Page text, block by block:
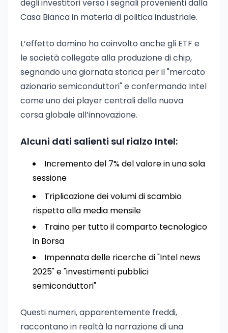
degli investitori verso i segnali provenienti dalla
Casa Bianca in materia di politica industriale.
L’effetto domino ha coinvolto anche gli ETF e
le società collegate alla produzione di chip,
segnando una giornata storica per il "mercato
azionario semiconduttori" e confermando Intel
come uno dei player centrali della nuova
corsa globale all’innovazione.
Alcuni dati salienti sul rialzo Intel:
Incremento del 7% del valore in una sola
sessione
Triplicazione dei volumi di scambio
rispetto alla media mensile
Traino per tutto il comparto tecnologico
in Borsa
Impennata delle ricerche di "Intel news
2025" e "investimenti pubblici
semiconduttori"
Questi numeri, apparentemente freddi,
raccontano in realtà la narrazione di una